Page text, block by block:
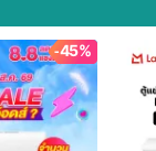
-45%